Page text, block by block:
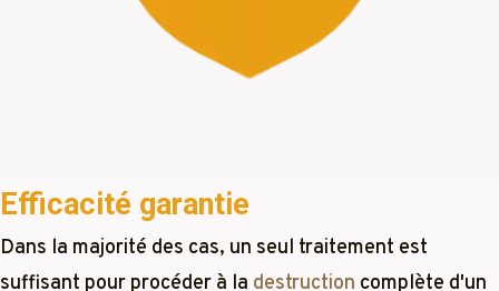
Efficacité garantie
Dans la majorité des cas, un seul traitement est
suffisant pour procéder à la destruction complète d'un